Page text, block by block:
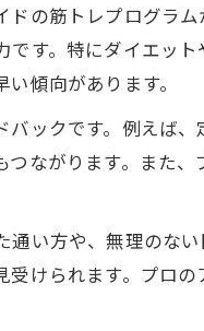
びで失敗しないチェッ
ーソナルジムの活用法
ナルジム筋トレ術
トレを日常に無理な
にもパーソナルジム
るパーソナルジムの提
変わる毎日の健康管理法
の筋トレプログラ
す。特にダイエッ
傾向があります。
ックです。例えば
ながります。また
い方や、無理のな
けられます。プロ